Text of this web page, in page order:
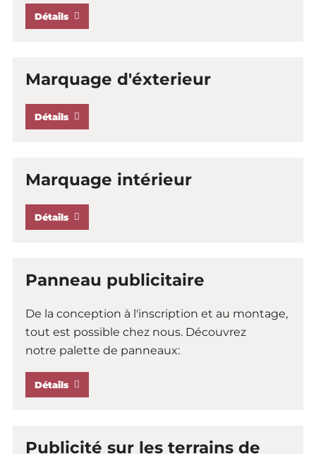
Détails
Marquage d'éxterieur
Détails
Marquage intérieur
Détails
Panneau publicitaire
De la conception à l'inscription et au montage,
tout est possible chez nous. Découvrez
notre palette de panneaux:
Détails
Publicité sur les terrains de